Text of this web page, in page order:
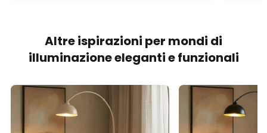
Altre ispirazioni per mondi di
illuminazione eleganti e funzionali